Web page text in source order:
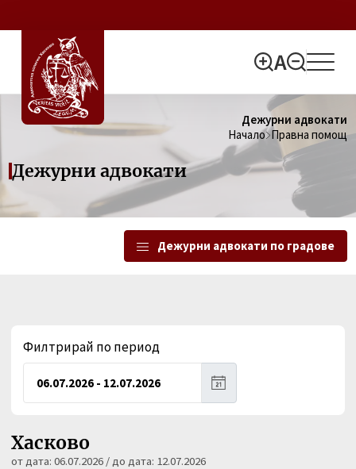
Дежурни адвокати
Начало Правна помощ
Дежурни адвокати
Дежурни адвокати по градове
Филтрирай по период
Хасково
от дата: 06.07.2026 / до дата: 12.07.2026